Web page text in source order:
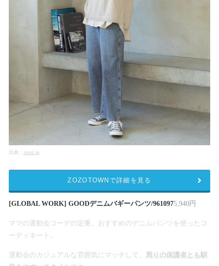
出典： zozo.jp
[GLOBAL WORK] GOODデニムバギーパンツ/9610975,940円
ママの運動会コーデの定番、おすすめのデニムパンツを使ったコ
ーディネート。
運動会のカジュアルな雰囲気にマッチして、 周りの保護者とも馴
ZOZOTOWNで詳細を見る